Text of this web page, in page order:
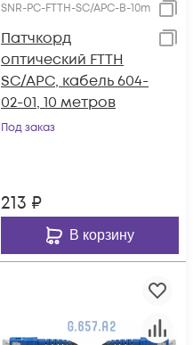
SNR-PC-FTTH-SC/APC-B-10m
Патчкорд
оптический FTTH
SC/APC, кабель 604-
02-01, 10 метров
Под заказ
213 ₽
В корзину